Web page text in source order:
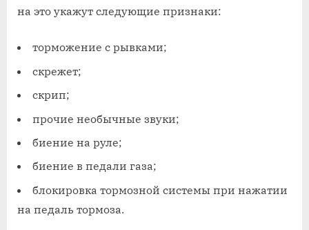
на это укажут следующие признаки:
торможение с рывками;
скрежет;
скрип;
прочие необычные звуки;
биение на руле;
биение в педали газа;
блокировка тормозной системы при нажатии
на педаль тормоза.